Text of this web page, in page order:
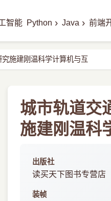
智能 Python › Java › 前端
施建刚温科学计算机与互
城市轨道交
施建刚温科
出版社
读买天下图书专营店
装帧